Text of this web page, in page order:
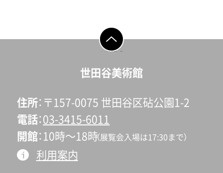
世田谷美術館
住所 〒157-0075 世田谷区砧公園1-2
電話 03-3415-6011
開館 10時〜18時（展覧会入場は17:30まで）
利用案内